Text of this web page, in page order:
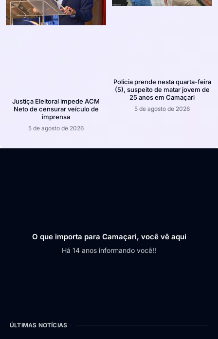
Justiça Eleitoral impede ACM
Neto de censurar veículo de
imprensa
5 de agosto de 2026
Polícia prende nesta quarta-feira
(5), suspeito de matar jovem de
25 anos em Camaçari
5 de agosto de 2026
O que importa para Camaçari, você vê aqui
Há 14 anos informando você!!
ÚLTIMAS NOTÍCIAS